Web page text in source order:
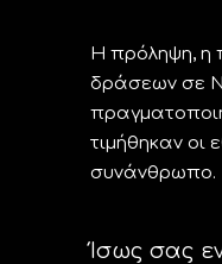
Η πρόληψη, η
δράσεων σε
τιμήθηκαν οι
συνάνθρωπο.
Ίσως σας